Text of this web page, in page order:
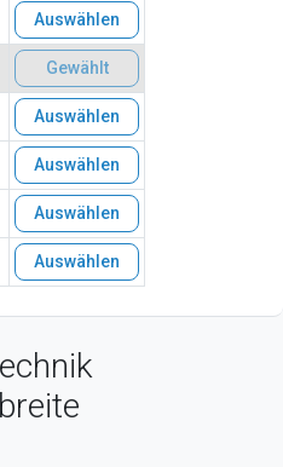
Auswählen
Gewählt
Auswählen
Auswählen
Auswählen
Auswählen